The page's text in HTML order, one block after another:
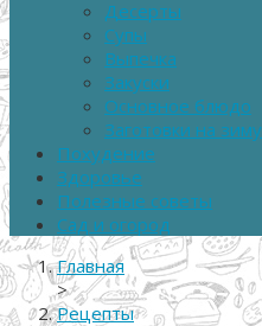
Десерты
Супы
Выпечка
Закуски
Основное блюдо
Заготовки на зиму
Похудение
Здоровье
Полезные советы
Сад и огород
Главная
>
Рецепты